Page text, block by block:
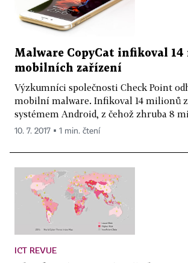
Malware CopyCat infikoval
mobilních zařízení
Výzkumníci společnosti Check Point
mobilní malware. Infikoval 14 milionů
systémem Android, z čehož zhruba 8
10. 7. 2017 ▪ 1 min. čtení
ICT REVUE